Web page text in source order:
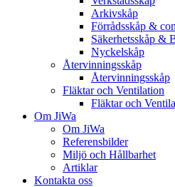
Arkivskåp
Förrådsskåp &
Säkerhetsskåp &
Nyckelskåp
Återvinningsskåp
Återvinningsskåp
Fläktar och Ventilation
Fläktar och
Om JiWa
Om JiWa
Referensbilder
Miljö och Hållbarhet
Artiklar
Kontakta oss